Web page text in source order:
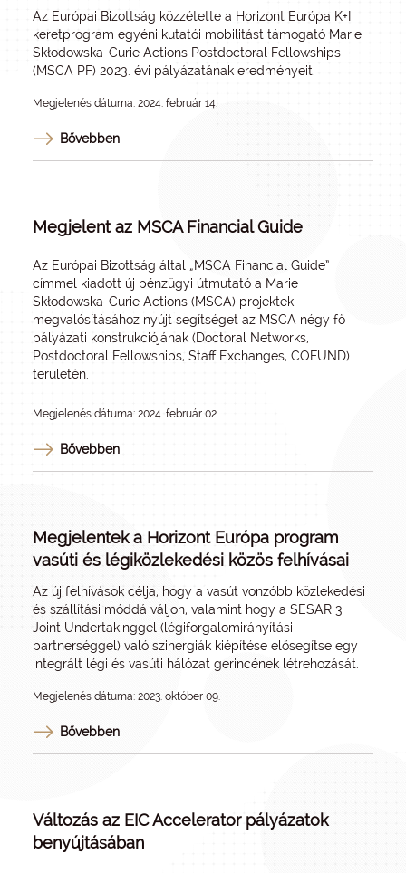
Az Európai Bizottság közzétette a Horizont Európa K+I
keretprogram egyéni kutatói mobilitást támogató Marie
Skłodowska-Curie Actions Postdoctoral Fellowships
(MSCA PF) 2023. évi pályázatának eredményeit.
Megjelenés dátuma: 2024. február 14.
Bővebben
Megjelent az MSCA Financial Guide
Az Európai Bizottság által „MSCA Financial Guide”
címmel kiadott új pénzügyi útmutató a Marie
Skłodowska-Curie Actions (MSCA) projektek
megvalósításához nyújt segítséget az MSCA négy fő
pályázati konstrukciójának (Doctoral Networks,
Postdoctoral Fellowships, Staff Exchanges, COFUND)
területén.
Megjelenés dátuma: 2024. február 02.
Bővebben
Megjelentek a Horizont Európa program
vasúti és légiközlekedési közös felhívásai
Az új felhívások célja, hogy a vasút vonzóbb közlekedési
és szállítási móddá váljon, valamint hogy a SESAR 3
Joint Undertakinggel (légiforgalomirányítási
partnerséggel) való szinergiák kiépítése elősegítse egy
integrált légi és vasúti hálózat gerincének létrehozását.
Megjelenés dátuma: 2023. október 09.
Bővebben
Változás az EIC Accelerator pályázatok
benyújtásában